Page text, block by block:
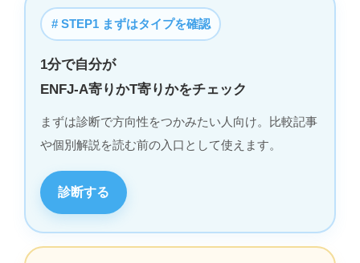
# STEP1 まずはタイプを確認
1分で自分が
ENFJ-A寄りかT寄りかをチェック
まずは診断で方向性をつかみたい人向け。比較記事
や個別解説を読む前の入口として使えます。
診断する